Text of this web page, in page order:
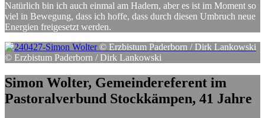
Natürlich bin ich auch einmal am Hadern, aber es ist im Moment so
viel in Bewegung, dass ich hoffe, dass durch diesen Umbruch neue
Energien freigesetzt werden.
© Erzbistum Paderborn / Dirk Lankowski
© Erzbistum Paderborn / Dirk Lankowski
Simon Wolter, Gemeindereferent im
Pastoralverbund Stockkämpen, 41 Jahre